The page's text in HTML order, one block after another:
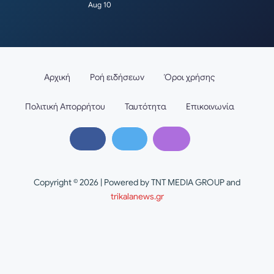
Aug 10
Copyright © 2026 | Powered by TNT MEDIA GROUP and
trikalanews.gr
Αρχική Ροή ειδήσεων Όροι χρήσης
Πολιτική Απορρήτου Ταυτότητα Επικοινωνία